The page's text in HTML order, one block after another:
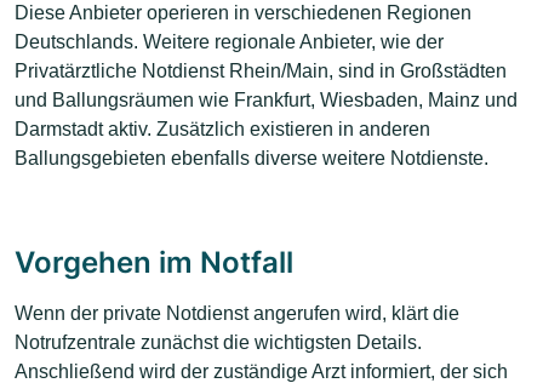
Diese Anbieter operieren in verschiedenen Regionen
Deutschlands. Weitere regionale Anbieter, wie der
Privatärztliche Notdienst Rhein/Main, sind in Großstädten
und Ballungsräumen wie Frankfurt, Wiesbaden, Mainz und
Darmstadt aktiv. Zusätzlich existieren in anderen
Ballungsgebieten ebenfalls diverse weitere Notdienste.
Vorgehen im Notfall
Wenn der private Notdienst angerufen wird, klärt die
Notrufzentrale zunächst die wichtigsten Details.
Anschließend wird der zuständige Arzt informiert, der sich